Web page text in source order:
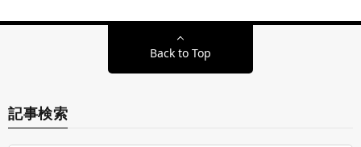
Back to Top
記事検索